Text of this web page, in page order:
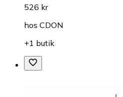
526 kr
hos CDON
+1 butik